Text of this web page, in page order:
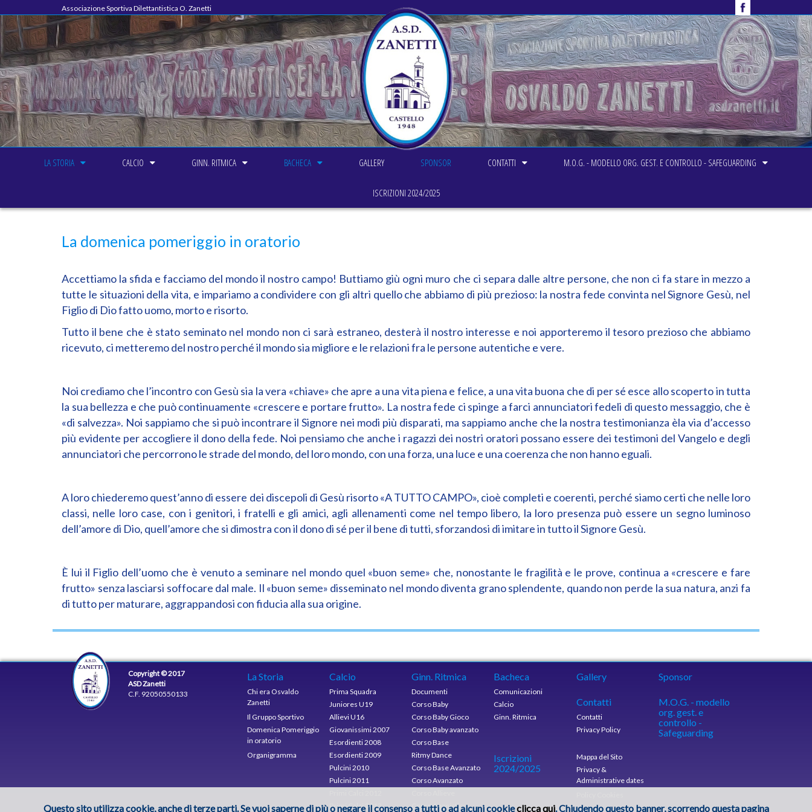
Questo sito utilizza cookie, anche di terze parti. Se vuoi saperne di più o negare il consenso a tutti o ad alcuni cookieclicca qui. Chiudendo questo banner, scorrendo questa pagina
Associazione Sportiva Dilettantistica O. Zanetti
LA STORIA CALCIO GINN. RITMICA BACHECA GALLERY SPONSOR CONTATTI M.O.G. - MODELLO ORG. GEST. E CONTROLLO - SAFEGUARDING
ISCRIZIONI 2024/2025
La domenica pomeriggio in oratorio
Accettiamo la sfida e facciamo del mondo il nostro campo! Buttiamo giù ogni muro che ci separa dalle altre persone, che non ci fa stare in mezzo a
tutte le situazioni della vita, e impariamo a condividere con gli altri quello che abbiamo di più prezioso: la nostra fede convinta nel Signore Gesù, nel
Figlio di Dio fatto uomo, morto e risorto.
Tutto il bene che è stato seminato nel mondo non ci sarà estraneo, desterà il nostro interesse e noi apporteremo il tesoro prezioso che abbiamo
ricevuto, ci metteremo del nostro perché il mondo sia migliore e le relazioni fra le persone autentiche e vere.
Noi crediamo che l’incontro con Gesù sia la vera «chiave» che apre a una vita piena e felice, a una vita buona che di per sé esce allo scoperto in tutta
la sua bellezza e che può continuamente «crescere e portare frutto». La nostra fede ci spinge a farci annunciatori fedeli di questo messaggio, che è
«di salvezza». Noi sappiamo che si può incontrare il Signore nei modi più disparati, ma sappiamo anche che la nostra testimonianza èla via d’accesso
più evidente per accogliere il dono della fede. Noi pensiamo che anche i ragazzi dei nostri oratori possano essere dei testimoni del Vangelo e degli
annunciatori che percorrono le strade del mondo, del loro mondo, con una forza, una luce e una coerenza che non hanno eguali.
A loro chiederemo quest’anno di essere dei discepoli di Gesù risorto «A TUTTO CAMPO», cioè completi e coerenti, perché siamo certi che nelle loro
classi, nelle loro case, con i genitori, i fratelli e gli amici, agli allenamenti come nel tempo libero, la loro presenza può essere un segno luminoso
dell’amore di Dio, quell’amore che si dimostra con il dono di sé per il bene di tutti, sforzandosi di imitare in tutto il Signore Gesù.
È lui il Figlio dell’uomo che è venuto a seminare nel mondo quel «buon seme» che, nonostante le fragilità e le prove, continua a «crescere e fare
frutto» senza lasciarsi soffocare dal male. Il «buon seme» disseminato nel mondo diventa grano splendente, quando non perde la sua natura, anzi fa
di tutto per maturare, aggrappandosi con fiducia alla sua origine.
Copyright © 2017
ASD Zanetti
C.F. 92050550133
La Storia
Chi era Osvaldo
Zanetti
Il Gruppo Sportivo
Domenica Pomeriggio
in oratorio
Organigramma
Calcio
Prima Squadra
Juniores U19
Allievi U16
Giovanissimi 2007
Esordienti 2008
Esordienti 2009
Pulcini 2010
Pulcini 2011
Primi Calci 2013
Ginn. Ritmica
Documenti
Corso Baby
Corso Baby Gioco
Corso Baby avanzato
Corso Base
Ritmy Dance
Corso Base Avanzato
Corso Avanzato
Corso Agonistico
Bacheca
Comunicazioni
Calcio
Ginn. Ritmica
Gallery Sponsor
Contatti
Contatti
Privacy Policy
M.O.G. - modello
org. gest. e
controllo -
Safeguarding
Iscrizioni
2024/2025
Mappa del Sito
Privacy &
Administrative dates